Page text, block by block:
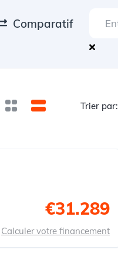
Comparatif
Trier par:
€31.289
Calculer votre financement